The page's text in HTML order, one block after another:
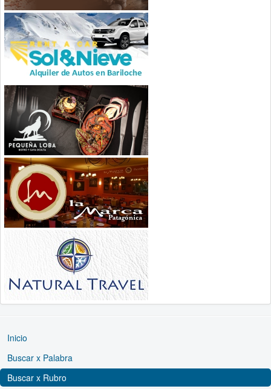
Inicio
Buscar x Palabra
Buscar x Rubro